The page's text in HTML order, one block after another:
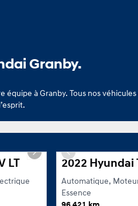
Granby.
à Granby. Tous nos véhicules
1/19
Next slide
LT
Previous slide
2022 Hyundai
Automatique,
Essence